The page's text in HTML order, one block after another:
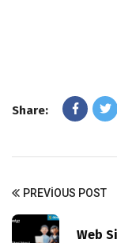
Share:
PREVIOUS POST
Web